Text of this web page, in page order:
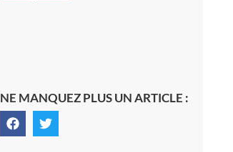
NE MANQUEZ PLUS UN ARTICLE :